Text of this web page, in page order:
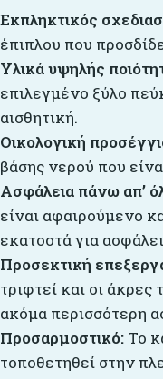
Εκπληκτικός
έπιπλου που
Υλικά υψηλής
επιλεγμένο ξύλο
αισθητική.
Οικολογική
βάσης νερού που
Ασφάλεια πάνω απ’
είναι αφαιρούμενο
εκατοστά για
Προσεκτική
τριφτεί και οι άκρες
ακόμα περισσότερη
Προσαρμοστικό: Το
τοποθετηθεί στην